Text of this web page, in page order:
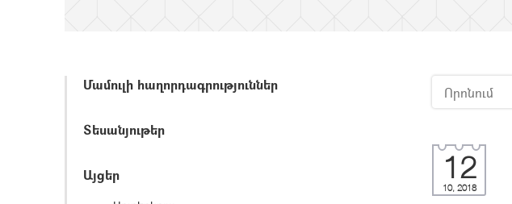
Մամուլի հաղորդագրություններ
Տեսանյութեր
Այցեր 12
10, 2018